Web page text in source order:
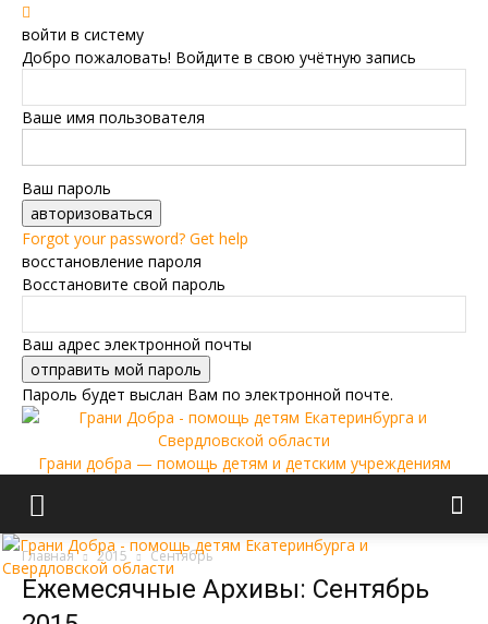
войти в систему
Добро пожаловать! Войдите в свою учётную запись
Ваше имя пользователя
Ваш пароль
Forgot your password? Get help
восстановление пароля
Восстановите свой пароль
Ваш адрес электронной почты
Пароль будет выслан Вам по электронной почте.
Грани добра — помощь детям и детским учреждениям
Главная 2015 Сентябрь
Ежемесячные Архивы: Сентябрь